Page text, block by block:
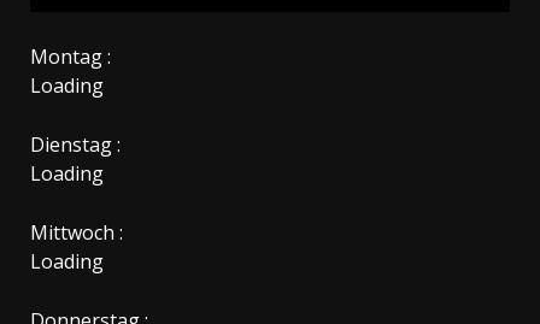
Montag :
Loading
Dienstag :
Loading
Mittwoch :
Loading